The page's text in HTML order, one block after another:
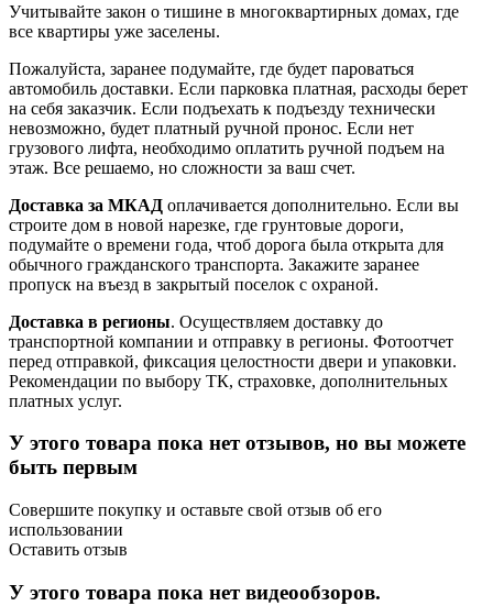
Учитывайте закон о тишине в многоквартирных домах, где
все квартиры уже заселены.
Пожалуйста, заранее подумайте, где будет пароваться
автомобиль доставки. Если парковка платная, расходы берет
на себя заказчик. Если подъехать к подъезду технически
невозможно, будет платный ручной пронос. Если нет
грузового лифта, необходимо оплатить ручной подъем на
этаж. Все решаемо, но сложности за ваш счет.
Доставка за МКАД оплачивается дополнительно. Если вы
строите дом в новой нарезке, где грунтовые дороги,
подумайте о времени года, чтоб дорога была открыта для
обычного гражданского транспорта. Закажите заранее
пропуск на въезд в закрытый поселок с охраной.
Доставка в регионы. Осуществляем доставку до
транспортной компании и отправку в регионы. Фотоотчет
перед отправкой, фиксация целостности двери и упаковки.
Рекомендации по выбору ТК, страховке, дополнительных
платных услуг.
У этого товара пока нет отзывов, но вы можете
быть первым
Совершите покупку и оставьте свой отзыв об его
использовании
Оставить отзыв
У этого товара пока нет видеообзоров.